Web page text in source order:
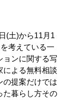
(土)から11月1
考えている一
ョンに関する写
による無料相談
の提案だけでは
た暮らし方その